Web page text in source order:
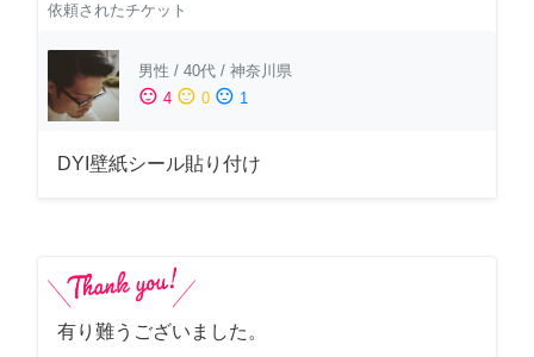
依頼されたチケット
男性 / 40代 / 神奈川県
sentiment_satisfied 4 sentiment_neutral 0 sentiment_dissatisfied 1
DYI壁紙シール貼り付け
有り難うございました。